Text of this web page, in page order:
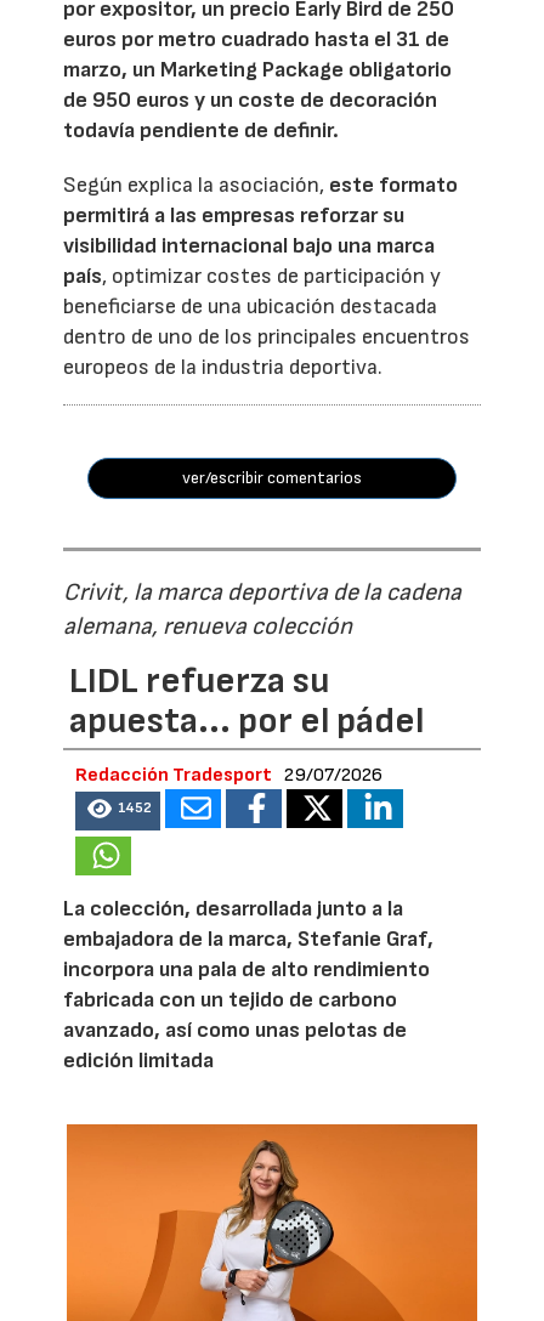
por expositor, un precio Early Bird de 250
euros por metro cuadrado hasta el 31 de
marzo, un Marketing Package obligatorio
de 950 euros y un coste de decoración
todavía pendiente de definir.
Según explica la asociación, este formato
permitirá a las empresas reforzar su
visibilidad internacional bajo una marca
país, optimizar costes de participación y
beneficiarse de una ubicación destacada
dentro de uno de los principales encuentros
europeos de la industria deportiva.
ver/escribir comentarios
Crivit, la marca deportiva de la cadena
alemana, renueva colección
LIDL refuerza su
apuesta... por el pádel
Redacción Tradesport 29/07/2026
1452
La colección, desarrollada junto a la
embajadora de la marca, Stefanie Graf,
incorpora una pala de alto rendimiento
fabricada con un tejido de carbono
avanzado, así como unas pelotas de
edición limitada